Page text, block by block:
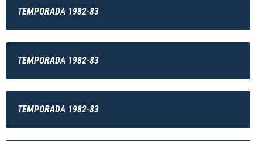
TEMPORADA 1982-83
TEMPORADA 1982-83
TEMPORADA 1982-83